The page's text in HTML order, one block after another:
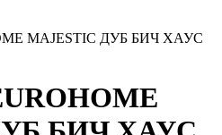
MAJESTIC ДУБ БИЧ ХАУС